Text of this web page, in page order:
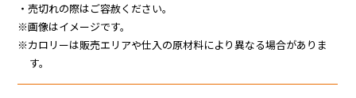
・売切れの際はご容赦ください。
※画像はイメージです。
※カロリーは販売エリアや仕入の原材料により異なる場合がありま
す。